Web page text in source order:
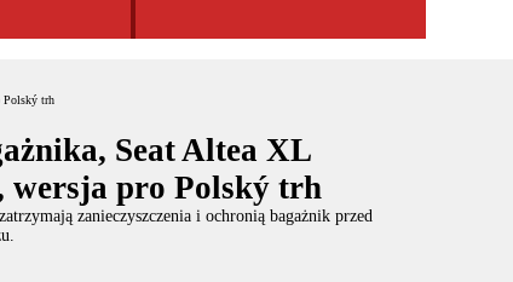
Polský trh
Seat Altea XL
wersja pro Polský trh
zanieczyszczenia i ochronią bagażnik przed